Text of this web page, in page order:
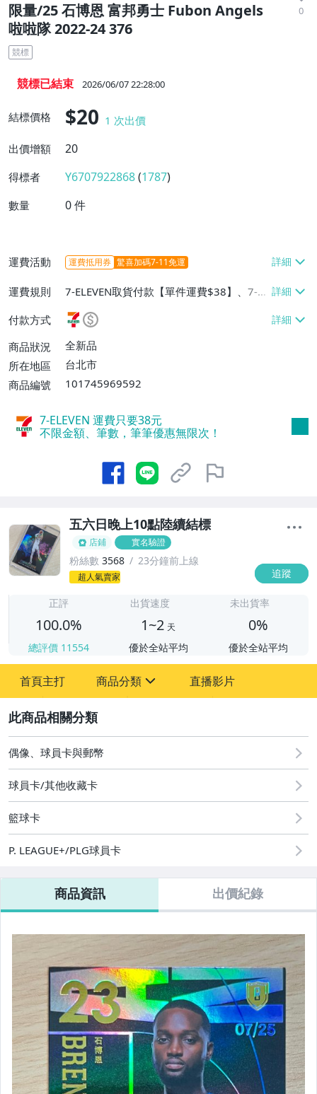
限量/25 石博恩 富邦勇士 Fubon Angels
啦啦隊 2022-24 376
0
競標
競標已結束 2026/06/07 22:28:00
結標價格 $20 1 次出價
出價增額
20
得標者 Y6707922868(1787)
數量 0件
運費活動 運費抵用券 驚喜加碼7-11免運
運費規則
7-ELEVEN取貨付款【單件運費$38】、7-EL
EVEN取貨不付款【單件運費$38】、郵局掛
號【單件運費$50】
付款方式
商品狀況
全新品
所在地區
台北市
商品編號
101745969592
7-ELEVEN 運費只要38元
不限金額、筆數，筆筆優惠無限次！
五六日晚上10點陸續結標
店鋪 實名驗證
粉絲數 3568 23分鐘前上線
超人氣賣家 追蹤
正評
100.0%
總評價 11554
出貨速度
1~2 天
優於全站平均
未出貨率
0%
優於全站平均
首頁主打 商品分類
直購 - NBA PRIZM 新秀 RC
08/07 (五) 結標
08/08 (六) 結標
08/09 (日) 結標
其它
直播影片
偶像、球員卡與郵幣
球員卡/其他收藏卡
籃球卡
P. LEAGUE+/PLG球員卡
商品資訊 出價紀錄